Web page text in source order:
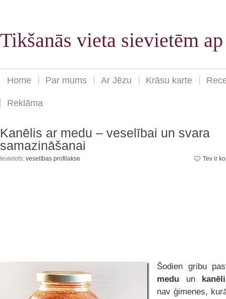
Tikšanās vieta sievietēm
Home Par mums Ar Jēzu Krāsu karte
Reklāma
Kanēlis ar medu – veselībai un svara
samazināšanai
Ievietots: veselības profilakse Tev ir
Šodien gribu
medu un kanēli
nav ģimenes,